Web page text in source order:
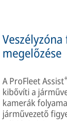
megelőzése
A ProFleet Assist+
kibővíti a
kamerák
járművezető